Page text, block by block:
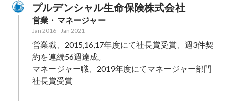
プルデンシャル生命保険株式会社
営業・マネージャー
Jan 2016-Jan 2021
営業職、2015,16,17年度にて社長賞受賞、週3件契
約を連続56週達成。
マネージャー職、2019年度にてマネージャー部門
社長賞受賞